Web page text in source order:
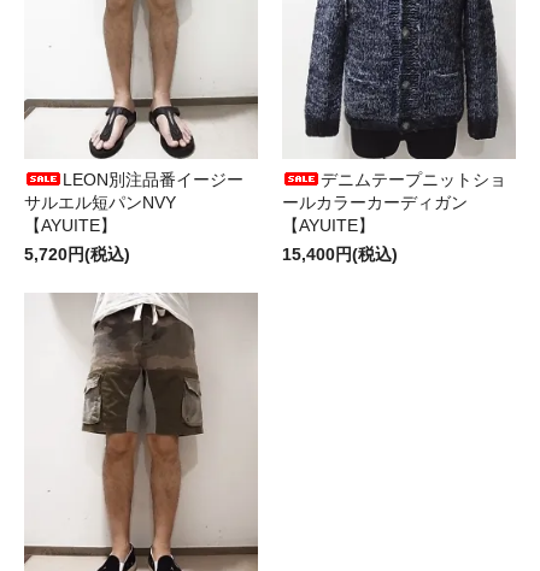
LEON別注品番イージー
サルエル短パンNVY
【AYUITE】
5,720円(税込)
デニムテープニットショ
ールカラーカーディガン
【AYUITE】
15,400円(税込)